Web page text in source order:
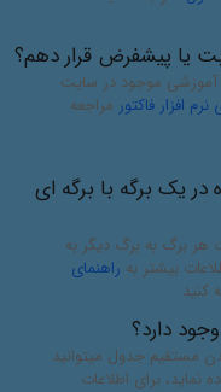
یا پیشفرض قرار دهم؟
آموزشی موجود در سایت
نرم افزار فاکتور مراجعه
یک برگه با برگه ای
هر برگ به برگ دیگر به
بیشتر به راهنمای
کنید
دارد؟
مستقیم جدول میتوانید
نماید، برای اطلاعات